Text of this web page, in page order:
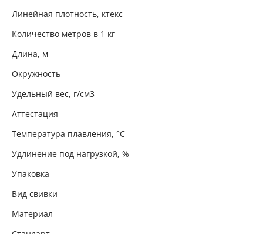
Линейная плотность, ктекс
Количество метров в 1 кг
Длина, м
Окружность
Удельный вес, г/см3
Аттестация
Температура плавления, °С
Удлинение под нагрузкой, %
Упаковка
Вид свивки
Материал